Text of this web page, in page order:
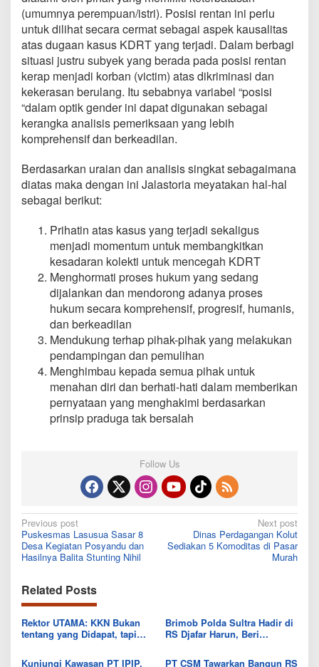
(umumnya perempuan/istri). Posisi rentan ini perlu
untuk dilihat secara cermat sebagai aspek kausalitas
atas dugaan kasus KDRT yang terjadi. Dalam berbagi
situasi justru subyek yang berada pada posisi rentan
kerap menjadi korban (victim) atas dikriminasi dan
kekerasan berulang. Itu sebabnya variabel “posisi
“dalam optik gender ini dapat digunakan sebagai
kerangka analisis pemeriksaan yang lebih
komprehensif dan berkeadilan.
Berdasarkan uraian dan analisis singkat sebagaimana
diatas maka dengan ini Jalastoria meyatakan hal-hal
sebagai berikut:
Prihatin atas kasus yang terjadi sekaligus
menjadi momentum untuk membangkitkan
kesadaran kolekti untuk mencegah KDRT
Menghormati proses hukum yang sedang
dijalankan dan mendorong adanya proses
hukum secara komprehensif, progresif, humanis,
dan berkeadilan
Mendukung terhap pihak-pihak yang melakukan
pendampingan dan pemulihan
Menghimbau kepada semua pihak untuk
menahan diri dan berhati-hati dalam memberikan
pernyataan yang menghakimi berdasarkan
prinsip praduga tak bersalah
Follow Us
Post
navigation
Previous post
Puskesmas Lasusua Sasar 8
Desa Kegiatan Posyandu dan
Hasilnya Balita Stunting Nihil
Next post
Dinas Perdagangan Kolut
Sediakan 5 Komoditas di Pasar
Murah
Related Posts
Rektor UTAMA: KKN Bukan
tentang yang Didapat, tapi
Brimob Polda Sultra Hadir di
RS Djafar Harun, Beri
Kunjungi Kawasan PT IPIP,
PT CSM Tawarkan Bangun RS